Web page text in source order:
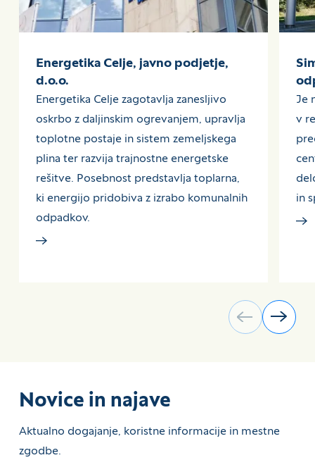
Energetika Celje, javno podjetje,
d.o.o.
Energetika Celje zagotavlja zanesljivo
oskrbo z daljinskim ogrevanjem, upravlja
toplotne postaje in sistem zemeljskega
plina ter razvija trajnostne energetske
rešitve. Posebnost predstavlja toplarna,
ki energijo pridobiva z izrabo komunalnih
odpadkov.
Je
v
in
Novice in najave
Aktualno dogajanje, koristne informacije in mestne
zgodbe.